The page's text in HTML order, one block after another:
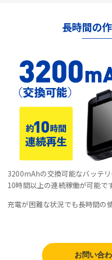
長時間の
3200mAhの交換可能なバッテ
10時間以上の連続稼働が可能です
充電が困難な状況でも長時間の
お問い合